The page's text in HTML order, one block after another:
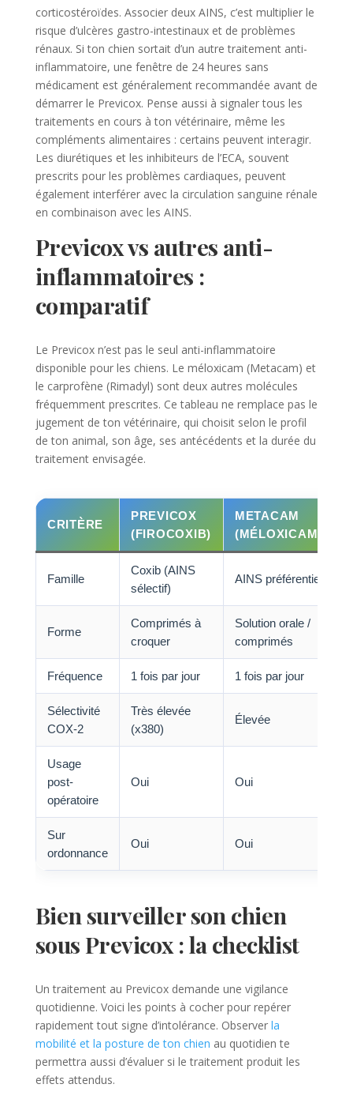
corticostéroïdes. Associer deux AINS, c’est multiplier le
risque d’ulcères gastro-intestinaux et de problèmes
rénaux. Si ton chien sortait d’un autre traitement anti-
inflammatoire, une fenêtre de 24 heures sans
médicament est généralement recommandée avant de
démarrer le Previcox. Pense aussi à signaler tous les
traitements en cours à ton vétérinaire, même les
compléments alimentaires : certains peuvent interagir.
Les diurétiques et les inhibiteurs de l’ECA, souvent
prescrits pour les problèmes cardiaques, peuvent
également interférer avec la circulation sanguine rénale
en combinaison avec les AINS.
Previcox vs autres anti-
inflammatoires :
comparatif
Le Previcox n’est pas le seul anti-inflammatoire
disponible pour les chiens. Le méloxicam (Metacam) et
le carprofène (Rimadyl) sont deux autres molécules
fréquemment prescrites. Ce tableau ne remplace pas le
jugement de ton vétérinaire, qui choisit selon le profil
de ton animal, son âge, ses antécédents et la durée du
traitement envisagée.
CRITÈRE
PREVICOX
(FIROCOXIB)
METACAM
(MÉLOXICAM)
Famille
Coxib (AINS
sélectif)
AINS préférentiel
Forme
Comprimés à
croquer
Solution orale /
comprimés
Fréquence 1 fois par jour 1 fois par jour
Sélectivité
COX-2
Très élevée
(x380)
Élevée
Usage
post-
opératoire
Oui Oui
Sur
ordonnance
Oui Oui
Bien surveiller son chien
sous Previcox : la checklist
Un traitement au Previcox demande une vigilance
quotidienne. Voici les points à cocher pour repérer
rapidement tout signe d’intolérance. Observer la
mobilité et la posture de ton chien au quotidien te
permettra aussi d’évaluer si le traitement produit les
effets attendus.